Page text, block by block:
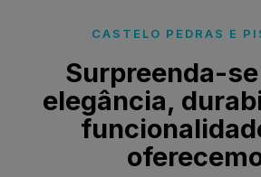
CASTELO PEDRAS E
Surpreenda-
elegância,